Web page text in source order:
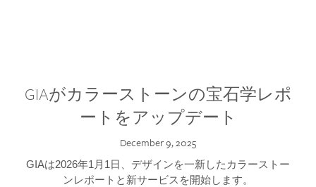
GIAがカラーストーンの宝石学レポ
ートをアップデート
December 9, 2025
GIAは2026年1月1日、デザインを一新したカラーストー
ンレポートと新サービスを開始します。